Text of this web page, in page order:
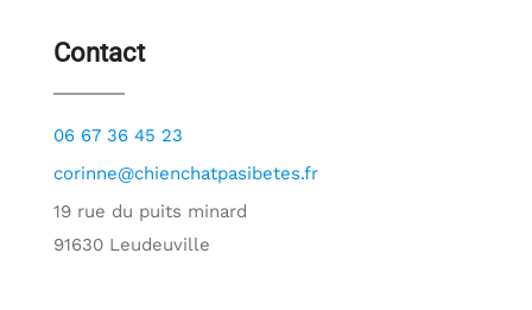
Contact
06 67 36 45 23
corinne@chienchatpasibetes.fr
19 rue du puits minard
91630 Leudeuville